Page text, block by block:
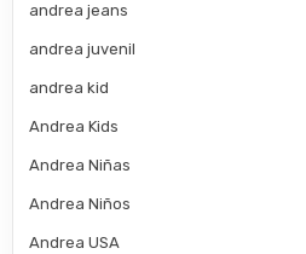
andrea jeans
andrea juvenil
andrea kid
Andrea Kids
Andrea Niñas
Andrea Niños
Andrea USA